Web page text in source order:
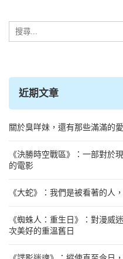
尋
近期文章
關於臭咩妹，還有那些滿滿的
《決勝時空戰區》：一部對於
的電影
《大蛇》：我們是被看著的人
《蜘蛛人：重生日》：對漫威
次美好的重溫舊日